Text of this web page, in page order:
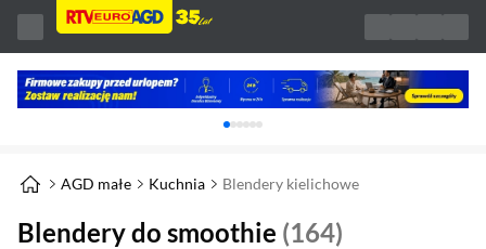
Karuzela z banerami, aktualny element 1 z
AGD małe Kuchnia Blendery kielichowe
Blendery do smoothie (164)